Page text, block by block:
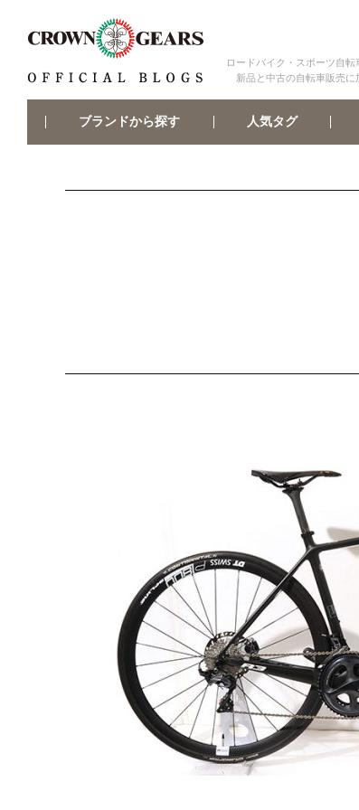
ロードバイク・スポーツ自
新品と中古の自転車販売に
ブランドから探す 人気タグ